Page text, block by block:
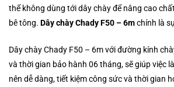
thể không dùng tới dây chày để nâng cao
bê tông. Dây chày Chady F50 – 6mchính là
Dây chày Chady F50 – 6m với đường kính
và thời gian bảo hành 06 tháng, sẽ giúp việc
nên dễ dàng, tiết kiệm công sức và thời gian